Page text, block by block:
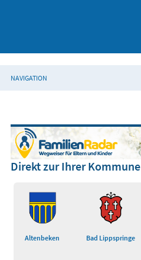
NAVIGATION
Direkt zur Ihrer Kommune
Altenbeken Bad Lippspringe